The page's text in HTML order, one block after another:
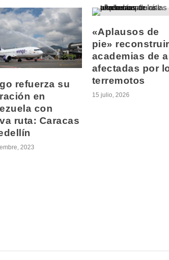
refuerza su
en
con
ruta: Caracas
2023
«Aplausos de
pie»
academias de
afectadas por
terremotos
15 julio, 2026